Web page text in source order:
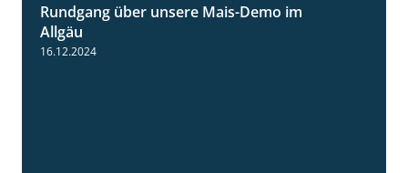
Rundgang über unsere Mais-Demo im
Allgäu
16.12.2024